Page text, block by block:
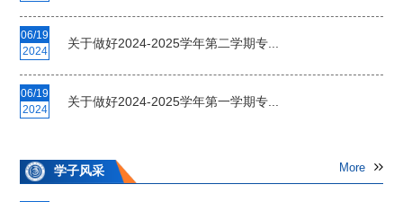
06/19
2024
关于做好2024-2025学年第二学期专...
06/19
2024
关于做好2024-2025学年第一学期专...
学子风采 More